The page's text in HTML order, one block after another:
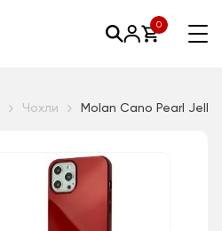
0
Чохли Molan Cano Pearl Jelly